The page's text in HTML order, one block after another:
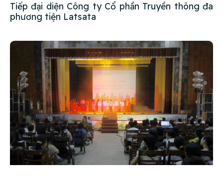
Tiếp đại diện Công ty Cổ phần Truyền thông đa
phương tiện Latsata